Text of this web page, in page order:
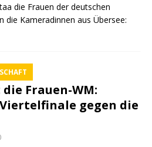
die Frauen der deutschen
die Kameradinnen aus Übersee:
Frauen-WM:
gegen die